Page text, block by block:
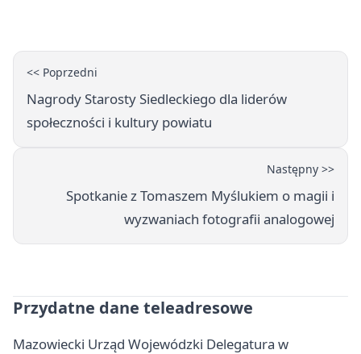
<< Poprzedni
Nagrody Starosty Siedleckiego dla liderów
społeczności i kultury powiatu
Następny >>
Spotkanie z Tomaszem Myślukiem o magii i
wyzwaniach fotografii analogowej
Przydatne dane teleadresowe
Mazowiecki Urząd Wojewódzki Delegatura w